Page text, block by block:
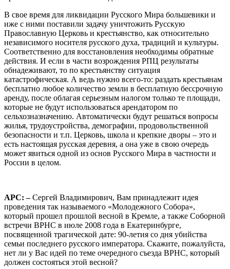
В свое время для ликвидации Русского Мира большевики и
иже с ними поставили задачу уничтожить Русскую
Православную Церковь и крестьянство, как относительно
независимого носителя русского духа, традиций и культуры.
Соответственно для восстановления необходимы обратные
действия. И если в части возрождения РПЦ результаты
обнадеживают, то по крестьянству ситуация
катастрофическая. А ведь нужно всего-то: раздать крестьянам
бесплатно любое количество земли в бесплатную бессрочную
аренду, после облагая серьезным налогом только те площади,
которые не будут использоваться арендатором по
сельхозназначению. Автоматически будут решаться вопросы
жилья, трудоустройства, демографии, продовольственной
безопасности и т.п. Церковь, школа и крепкие дворы – это и
есть настоящая русская деревня, а она уже в свою очередь
может явиться одной из основ Русского Мира в частности и
России в целом.
АРС: –Сергей Владимирович, Вам принадлежит идея
проведения так называемого «Молодежного Собора»,
который прошел прошлой весной в Кремле, а также Соборной
встречи ВРНС в июле 2008 года в Екатеринбурге,
посвященной трагической дате: 90-летия со дня убийства
семьи последнего русского императора. Скажите, пожалуйста,
нет ли у Вас идей по теме очередного съезда ВРНС, который
должен состояться этой весной?